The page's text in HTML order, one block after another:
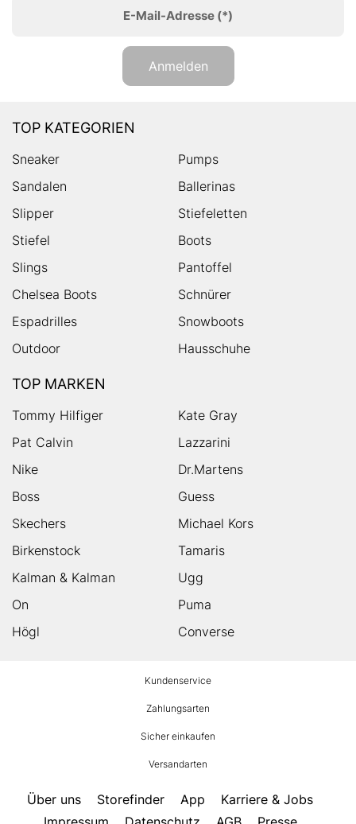
E-Mail-Adresse (*)
Anmelden
TOP KATEGORIEN
Sneaker
Pumps
Sandalen
Ballerinas
Slipper
Stiefeletten
Stiefel
Boots
Slings
Pantoffel
Chelsea Boots
Schnürer
Espadrilles
Snowboots
Outdoor
Hausschuhe
TOP MARKEN
Tommy Hilfiger
Kate Gray
Pat Calvin
Lazzarini
Nike
Dr.Martens
Boss
Guess
Skechers
Michael Kors
Birkenstock
Tamaris
Kalman & Kalman
Ugg
On
Puma
Högl
Converse
Kundenservice
Zahlungsarten
Sicher einkaufen
Versandarten
Über uns Storefinder App
Karriere & Jobs